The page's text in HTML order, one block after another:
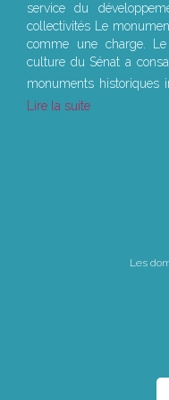
service du
collectivités Le
comme une charge.
culture du Sénat a
monuments historiques
Lire la suite
Les